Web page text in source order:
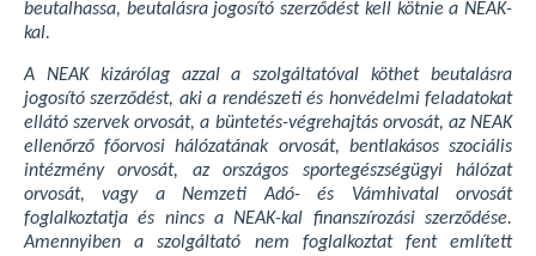
beutalhassa, beutalásra jogosító szerződést kell kötnie a NEAK-
kal.
A NEAK kizárólag azzal a szolgáltatóval köthet beutalásra
jogosító szerződést, aki a rendészeti és honvédelmi feladatokat
ellátó szervek orvosát, a büntetés-végrehajtás orvosát, az NEAK
ellenőrző főorvosi hálózatának orvosát, bentlakásos szociális
intézmény orvosát, az országos sportegészségügyi hálózat
orvosát, vagy a Nemzeti Adó- és Vámhivatal orvosát
foglalkoztatja és nincs a NEAK-kal finanszírozási szerződése.
Amennyiben a szolgáltató nem foglalkoztat fent említett